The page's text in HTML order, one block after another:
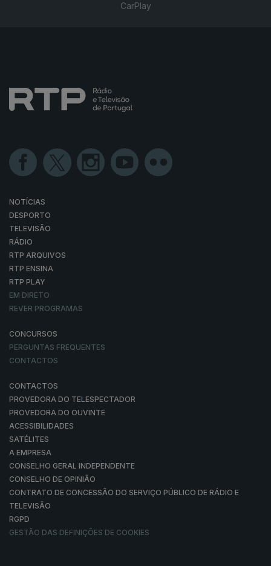
CarPlay
NOTÍCIAS
DESPORTO
TELEVISÃO
RÁDIO
RTP ARQUIVOS
RTP ENSINA
RTP PLAY
EM DIRETO
REVER PROGRAMAS
CONCURSOS
PERGUNTAS FREQUENTES
CONTACTOS
CONTACTOS
PROVEDORA DO TELESPECTADOR
PROVEDORA DO OUVINTE
ACESSIBILIDADES
SATÉLITES
A EMPRESA
CONSELHO GERAL INDEPENDENTE
CONSELHO DE OPINIÃO
CONTRATO DE CONCESSÃO DO SERVIÇO PÚBLICO DE RÁDIO E
TELEVISÃO
RGPD
GESTÃO DAS DEFINIÇÕES DE COOKIES